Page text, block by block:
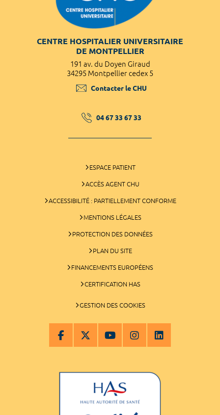
CENTRE HOSPITALIER UNIVERSITAIRE
DE MONTPELLIER
191 av. du Doyen Giraud
34295 Montpellier cedex 5
Contacter le CHU
04 67 33 67 33
ESPACE PATIENT
ACCÈS AGENT CHU
ACCESSIBILITÉ : PARTIELLEMENT CONFORME
MENTIONS LÉGALES
PROTECTION DES DONNÉES
PLAN DU SITE
FINANCEMENTS EUROPÉENS
CERTIFICATION HAS
GESTION DES COOKIES